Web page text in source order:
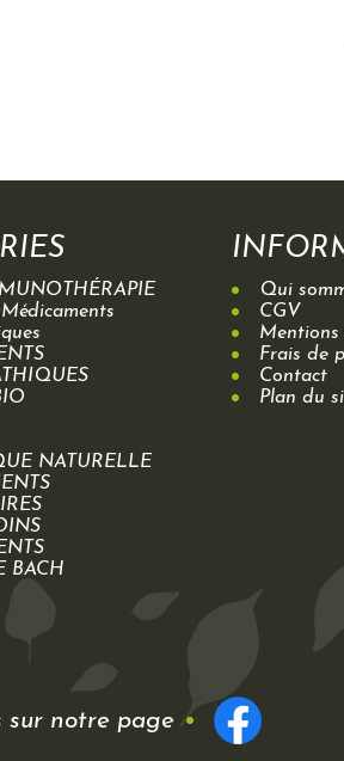
NATURELLE
BACH
Qui
CGV
Mentions
Frais de
Contact
Plan du
sur notre page